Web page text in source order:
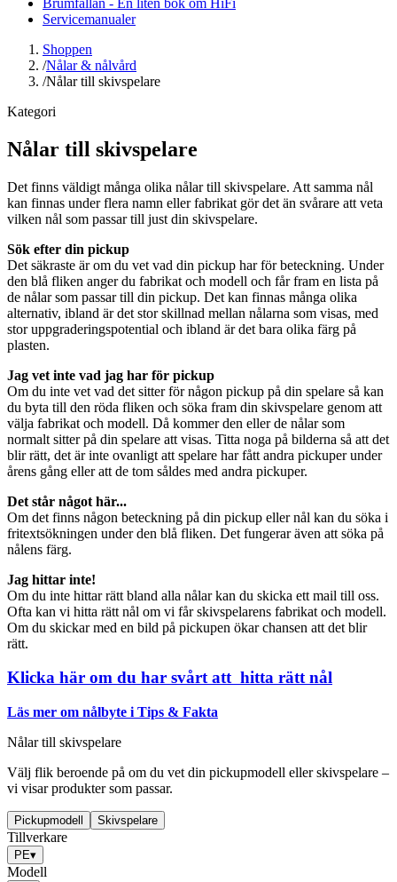
Servicemanualer
Shoppen
/Nålar & nålvård
/Nålar till skivspelare
Kategori
Nålar till skivspelare
Det finns väldigt många olika nålar till skivspelare. Att samma nål
kan finnas under flera namn eller fabrikat gör det än svårare att veta
vilken nål som passar till just din skivspelare.
Sök efter din pickup
Det säkraste är om du vet vad din pickup har för beteckning. Under
den blå fliken anger du fabrikat och modell och får fram en lista på
de nålar som passar till din pickup. Det kan finnas många olika
alternativ, ibland är det stor skillnad mellan nålarna som visas, med
stor uppgraderingspotential och ibland är det bara olika färg på
plasten.
Jag vet inte vad jag har för pickup
Om du inte vet vad det sitter för någon pickup på din spelare så kan
du byta till den röda fliken och söka fram din skivspelare genom att
välja fabrikat och modell. Då kommer den eller de nålar som
normalt sitter på din spelare att visas. Titta noga på bilderna så att det
blir rätt, det är inte ovanligt att spelare har fått andra pickuper under
årens gång eller att de tom såldes med andra pickuper.
Det står något här...
Om det finns någon beteckning på din pickup eller nål kan du söka i
fritextsökningen under den blå fliken. Det fungerar även att söka på
nålens färg.
Jag hittar inte!
Om du inte hittar rätt bland alla nålar kan du skicka ett mail till oss.
Ofta kan vi hitta rätt nål om vi får skivspelarens fabrikat och modell.
Om du skickar med en bild på pickupen ökar chansen att det blir
rätt.
Klicka här om du har svårt att hitta rätt nål
Läs mer om nålbyte i Tips & Fakta
Nålar till skivspelare
Välj flik beroende på om du vet din pickupmodell eller skivspelare –
vi visar produkter som passar.
Pickupmodell Skivspelare
Tillverkare
PE▾
Modell